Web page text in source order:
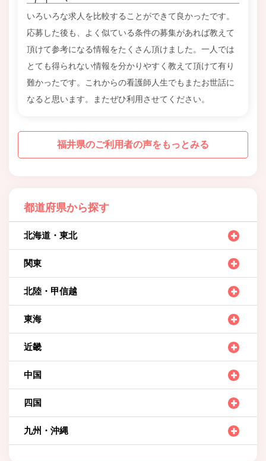
いろいろな求人を比較することができて良かったです。
応募した後も、よく似ている条件の募集があれば教えて
頂けて参考になる情報をたくさん頂けました。一人では
とても得られない情報を分かりやすく教えて頂けて有り
難かったです。これからの看護師人生でもまたお世話に
なると思います。またぜひ利用させてください。
福井県のご利用者の声をもっとみる
都道府県から探す
北海道・東北
関東
北陸・甲信越
東海
近畿
中国
四国
九州・沖縄